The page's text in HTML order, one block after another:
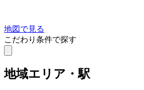
地図で見る
こだわり条件で探す
地域エリア・駅